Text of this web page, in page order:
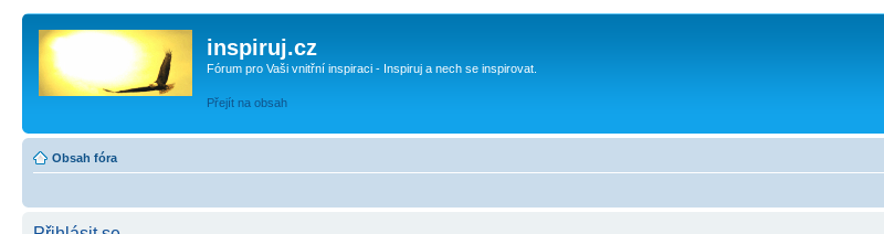
inspiruj.cz
Fórum pro Vaši vnitřní inspiraci - Inspiruj a nech se inspirovat.
Přejít na obsah
Obsah fóra